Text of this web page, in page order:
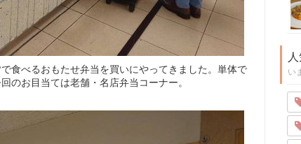
食べるおもたせ弁当を買いにやってきました。単体で
のお目当ては老舗・名店弁当コーナー。
い